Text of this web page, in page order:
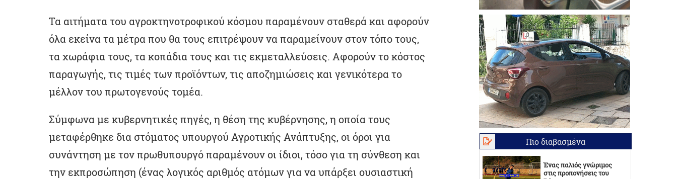
Τα αιτήματα του αγροκτηνοτροφικού κόσμου παραμένουν σταθερά και αφορούν
όλα εκείνα τα μέτρα που θα τους επιτρέψουν να παραμείνουν στον τόπο τους,
τα χωράφια τους, τα κοπάδια τους και τις εκμεταλλεύσεις. Αφορούν το κόστος
παραγωγής, τις τιμές των προϊόντων, τις αποζημιώσεις και γενικότερα το
μέλλον του πρωτογενούς τομέα.
Σύμφωνα με κυβερνητικές πηγές, η θέση της κυβέρνησης, η οποία τους
μεταφέρθηκε δια στόματος υπουργού Αγροτικής Ανάπτυξης, οι όροι για
συνάντηση με τον πρωθυπουργό παραμένουν οι ίδιοι, τόσο για τη σύνθεση και
την εκπροσώπηση (ένας λογικός αριθμός ατόμων για να υπάρξει ουσιαστική
Πιο διαβασμένα
Ένας παλιός γνώριμος
στις προπονήσεις του